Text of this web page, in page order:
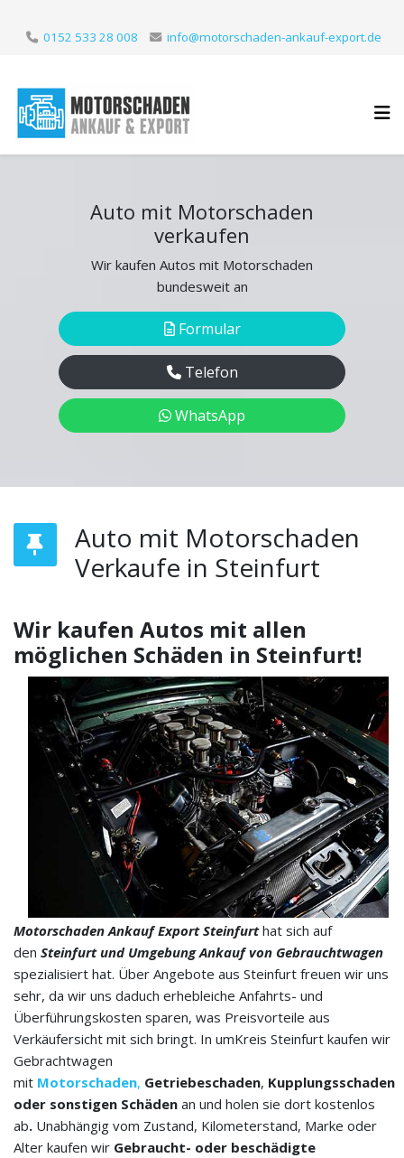
0152 533 28 008 info@motorschaden-ankauf-export.de
Auto mit Motorschaden
verkaufen
Wir kaufen Autos mit Motorschaden
bundesweit an
Formular
Telefon
WhatsApp
Auto mit Motorschaden
Verkaufe in Steinfurt
Wir kaufen Autos mit allen
möglichen Schäden in Steinfurt!
Motorschaden Ankauf Export Steinfurt hat sich auf
den Steinfurt und Umgebung Ankauf von Gebrauchtwagen
spezialisiert hat. Über Angebote aus Steinfurt freuen wir uns
sehr, da wir uns daduch erhebleiche Anfahrts- und
Überführungskosten sparen, was Preisvorteile aus
Verkäufersicht mit sich bringt. In umKreis Steinfurt kaufen wir
Gebrachtwagen
mit Motorschaden, Getriebeschaden, Kupplungsschaden
oder sonstigen Schäden an und holen sie dort kostenlos
ab. Unabhängig vom Zustand, Kilometerstand, Marke oder
Alter kaufen wir Gebraucht- oder beschädigte